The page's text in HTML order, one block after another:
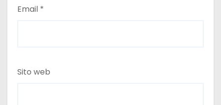
Email *
Sito web